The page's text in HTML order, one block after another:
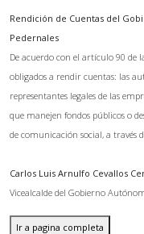
Rendición de Cuentas del
Pedernales
De acuerdo con el artículo 90 de
obligados a rendir cuentas: las
representantes legales de las
que manejen fondos públicos o
de comunicación social, a través
Carlos Luis Arnulfo Cevallos
Vicealcalde del Gobierno
Ir a pagina completa